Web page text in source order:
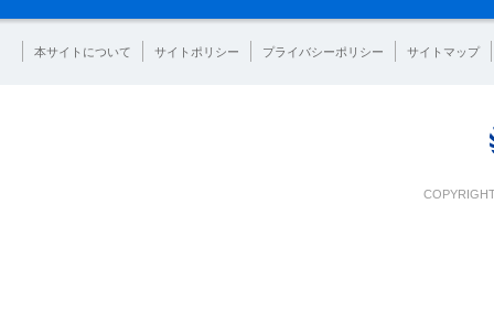
本サイトについて サイトポリシー プライバシーポリシー サイトマップ